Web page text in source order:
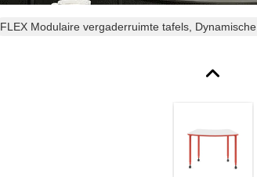
FLEX Modulaire vergaderruimte tafels,